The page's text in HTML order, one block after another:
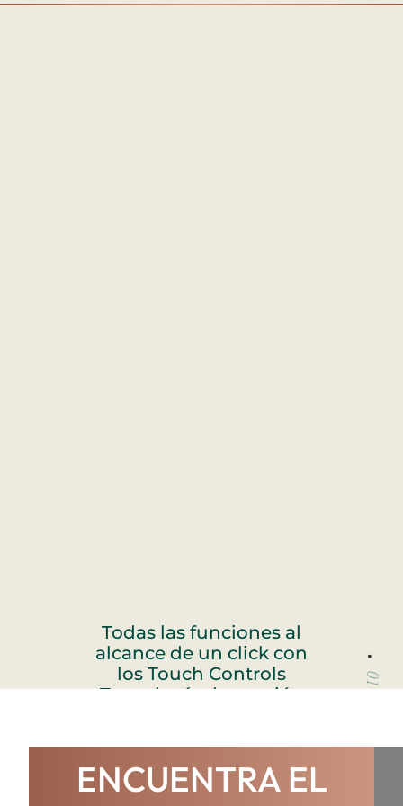
01
03
Todas las funciones al
alcance de un click con
los Touch Controls
Tecnología de cocción
5 zonas de cocción
versátiles para cualquier
ENCUENTRA EL